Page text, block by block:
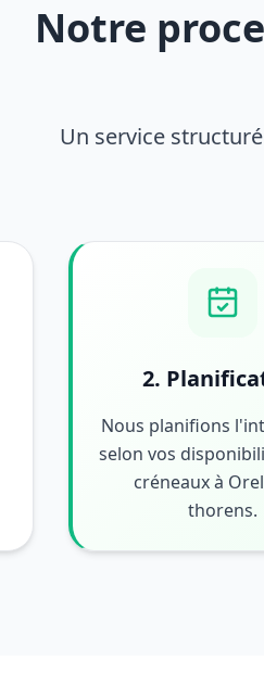
Notre
Un service
2.
Nous planifions
selon vos
créneaux à
thorens.